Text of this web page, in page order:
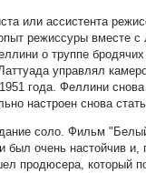
или ассистента
режиссуры вместе с
о труппе бродячих
управлял
года. Феллини снова
настроен снова
соло. Фильм
очень настойчив и,
продюсера, который